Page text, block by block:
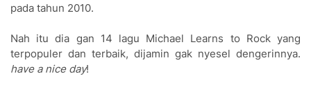
pada tahun 2010.
Nah itu dia gan 14 lagu Michael Learns to Rock yang
terpopuler dan terbaik, dijamin gak nyesel dengerinnya.
have a nice day!